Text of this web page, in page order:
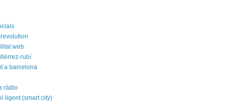
web
rubí
a barcelona
ràdio
(smart city)